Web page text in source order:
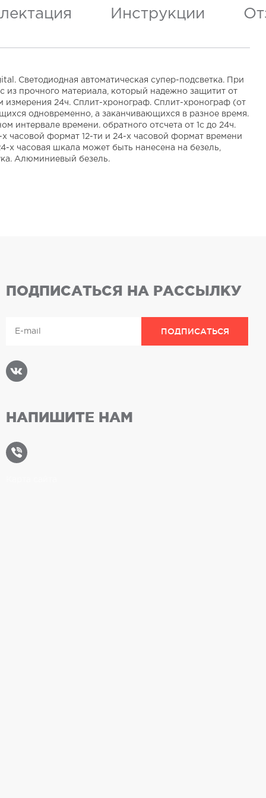
Инструкции
Светодиодная автоматическая супер-подсветка. При
прочного материала, который надежно защитит от
измерения 24ч. Сплит-хронограф. Сплит-хронограф (от
одновременно, а заканчивающихся в разное время.
интервале времени. обратного отсчета от 1с до 24ч.
часовой формат 12-ти и 24-х часовой формат времени
х часовая шкала может быть нанесена на безель,
Алюминиевый безель.
ПОДПИСАТЬСЯ НА РАССЫЛКУ
НАПИШИТЕ НАМ